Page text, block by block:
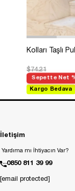
Kolları Taşlı
$74.21
Sepette Net
Kargo Bedava
İletişim
Yardıma mı İhtiyacın Var?
0850 811 39 99
[email protected]